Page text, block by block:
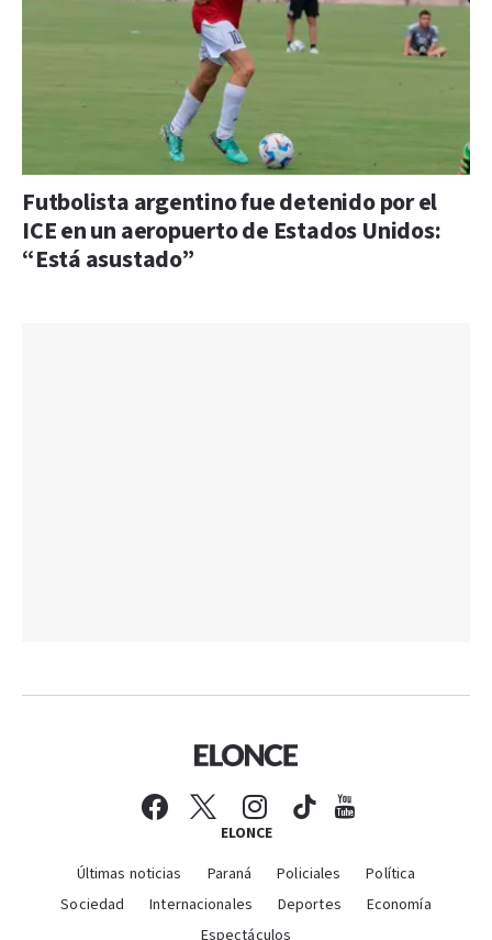
Futbolista argentino fue detenido por el
ICE en un aeropuerto de Estados Unidos:
“Está asustado”
ELONCE
Últimas noticias Paraná Policiales
Política
Sociedad
Internacionales Deportes
Economía
Espectáculos